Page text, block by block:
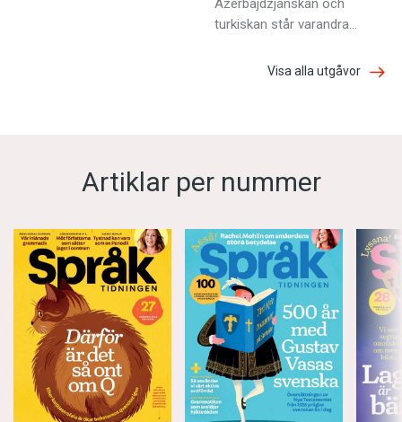
Azerbajdzjanskan och
turkiskan står varandra…
Visa alla utgåvor
Artiklar per nummer